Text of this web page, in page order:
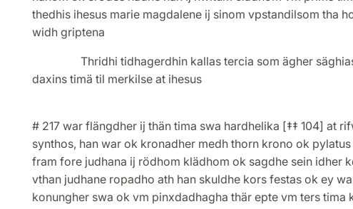
thedhis ihesus marie magdalene ij sinom vpstandilsom tha
widh griptena
Thridhi tidhagerdhin kallas tercia som ägher
daxins timä til merkilse at ihesus
# 217 war flängdher ij thän tima swa hardhelika [‡‡ 104] at
synthos, han war ok kronadher medh thorn krono ok pylatus
fram fore judhana ij rödhom klädhom ok sagdhe sein idher
vthan judhane ropadho ath han skuldhe kors festas ok ey
konungher swa ok vm pinxdadhagha thär epte vm ters tima